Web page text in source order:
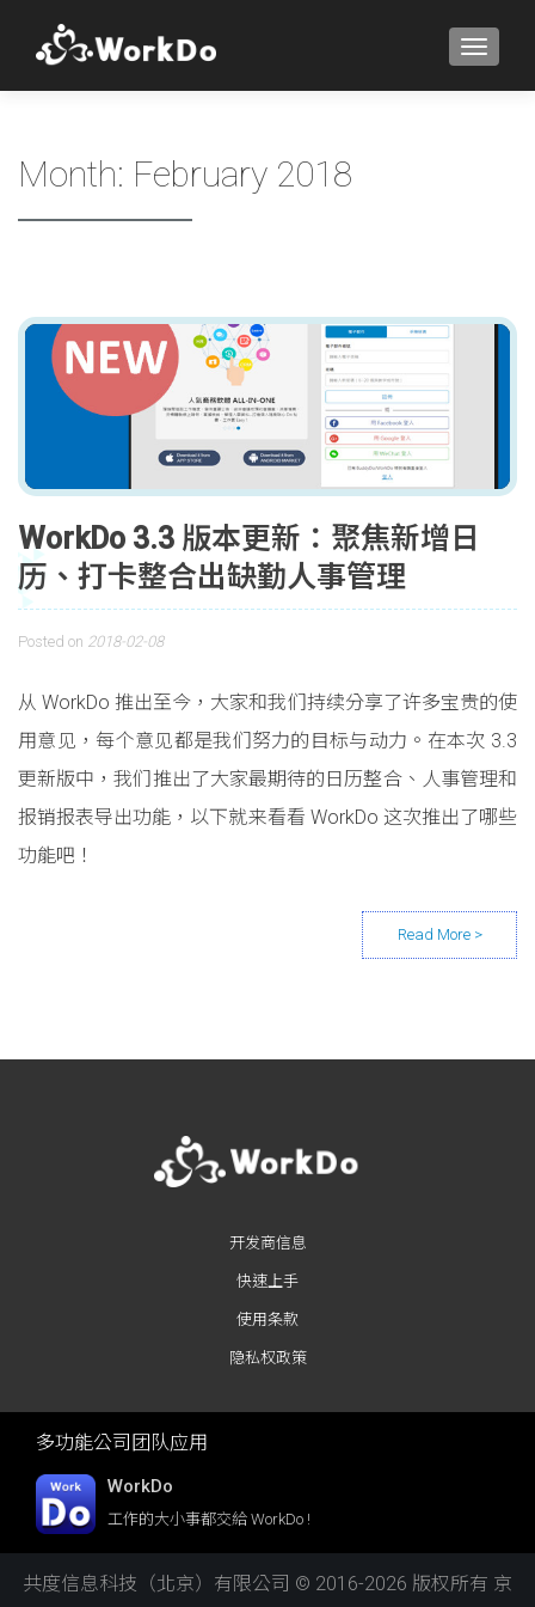
Month: February 2018
WorkDo 3.3 版本更新：聚焦新增日
历、打卡整合出缺勤人事管理
Posted on 2018-02-08
从 WorkDo 推出至今，大家和我们持续分享了许多宝贵的使
用意见，每个意见都是我们努力的目标与动力。在本次 3.3
更新版中，我们推出了大家最期待的日历整合、人事管理和
报销报表导出功能，以下就来看看 WorkDo 这次推出了哪些
功能吧！
Posts navigation
开发商信息
快速上手
使用条款
隐私权政策
多功能公司团队应用
WorkDo
工作的大小事都交給 WorkDo !
共度信息科技（北京）有限公司 © 2016-2026 版权所有 京